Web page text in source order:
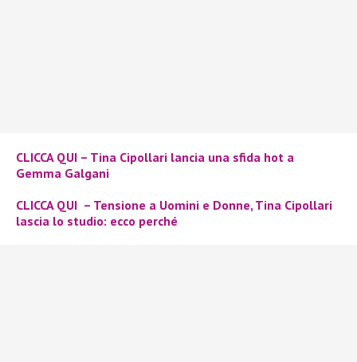
CLICCA QUI – Tina Cipollari lancia una sfida hot a
Gemma Galgani
CLICCA QUI – Tensione a Uomini e Donne, Tina Cipollari
lascia lo studio: ecco perché